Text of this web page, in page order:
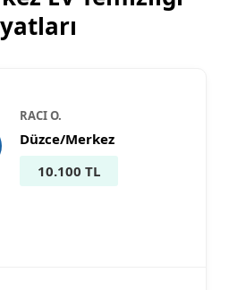
RACI O.
Düzce/Merkez
10.100 TL